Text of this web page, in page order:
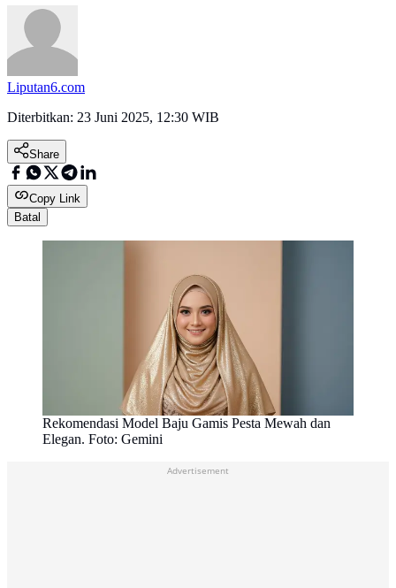
Liputan6.com
Diterbitkan: 23 Juni 2025, 12:30 WIB
Share
Copy Link
Batal
Rekomendasi Model Baju Gamis Pesta Mewah dan
Elegan. Foto: Gemini
Advertisement